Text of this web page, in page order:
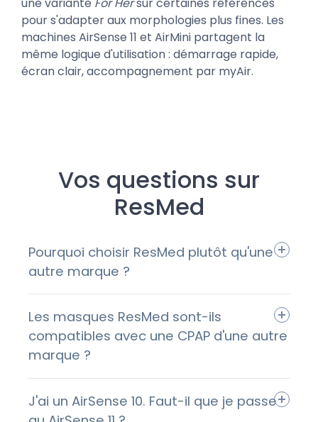
une variante For Hersur certaines références
pour s'adapter aux morphologies plus fines. Les
machines AirSense 11 et AirMini partagent la
même logique d'utilisation : démarrage rapide,
écran clair, accompagnement par myAir.
Vos questions sur
ResMed
Pourquoi choisir ResMed plutôt qu'une
autre marque ?
Les masques ResMed sont-ils
compatibles avec une CPAP d'une autre
marque ?
J'ai un AirSense 10. Faut-il que je passe